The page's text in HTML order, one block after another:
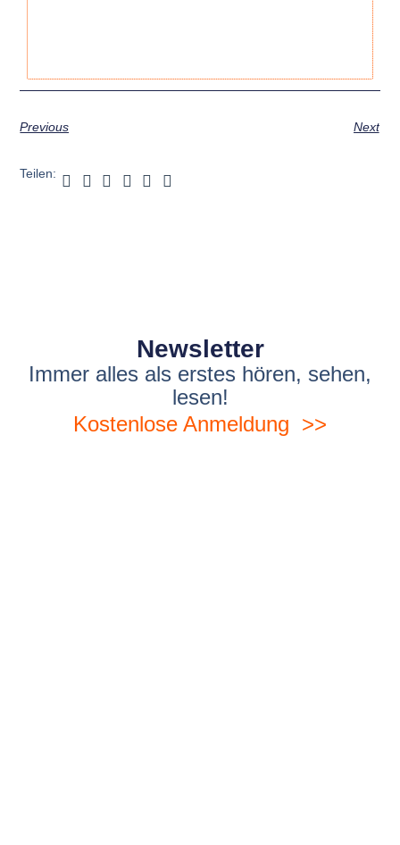
Previous Next
Teilen:
Newsletter
Immer alles als erstes hören, sehen,
lesen!
Kostenlose Anmeldung >>